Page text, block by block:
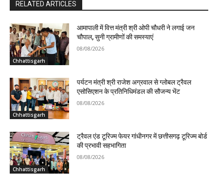
RELATED ARTICLES
Chhattisgarh
आमापाली में वित्त मंत्री श्री ओपी चौधरी ने लगाई जन
चौपाल, सुनी ग्रामीणों की समस्याएं
08/08/2026
Chhattisgarh
पर्यटन मंत्री श्री राजेश अग्रवाल से ग्लोबल ट्रैवल
एसोसिएशन के प्रतिनिधिमंडल की सौजन्य भेंट
08/08/2026
Chhattisgarh
ट्रैवल एंड टूरिज्म फेयर गांधीनगर में छत्तीसगढ़ टूरिज्म बोर्ड
की प्रभावी सहभागिता
08/08/2026